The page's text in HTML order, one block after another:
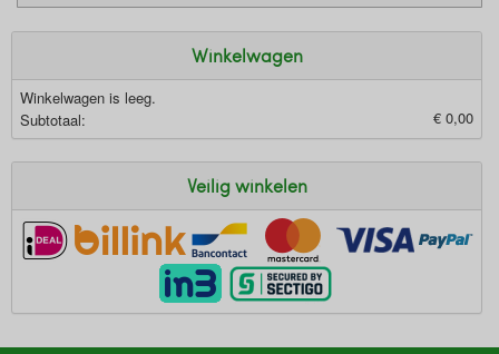
Winkelwagen
Winkelwagen is leeg.
Subtotaal:
€ 0,00
Veilig winkelen